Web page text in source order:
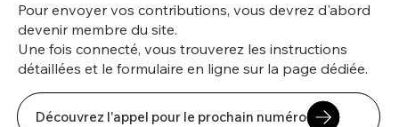
Pour envoyer vos contributions, vous devrez d'abord
devenir membre du site.
Une fois connecté, vous trouverez les instructions
détaillées et le formulaire en ligne sur la page dédiée.
Découvrez l'appel pour le prochain numéro